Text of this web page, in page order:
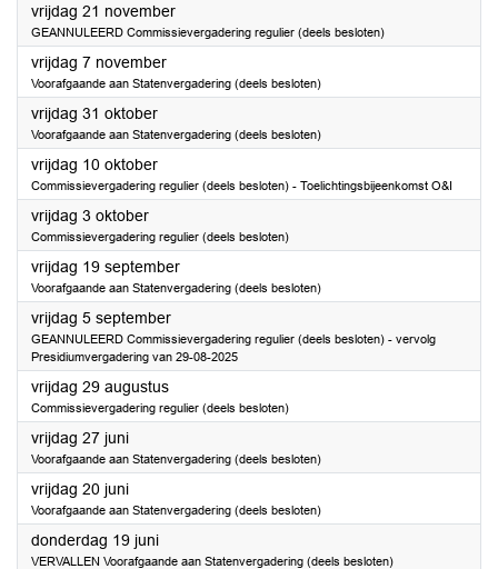
vrijdag 21 november2025
GEANNULEERD Commissievergadering regulier (deels besloten)
vrijdag 7 november2025
Voorafgaande aan Statenvergadering (deels besloten)
vrijdag 31 oktober2025
Voorafgaande aan Statenvergadering (deels besloten)
vrijdag 10 oktober2025
Commissievergadering regulier (deels besloten) - Toelichtingsbijeenkomst O&I
vrijdag 3 oktober2025
Commissievergadering regulier (deels besloten)
vrijdag 19 september2025
Voorafgaande aan Statenvergadering (deels besloten)
vrijdag 5 september2025
GEANNULEERD Commissievergadering regulier (deels besloten) - vervolg
Presidiumvergadering van 29-08-2025
vrijdag 29 augustus2025
Commissievergadering regulier (deels besloten)
vrijdag 27 juni2025
Voorafgaande aan Statenvergadering (deels besloten)
vrijdag 20 juni2025
Voorafgaande aan Statenvergadering (deels besloten)
donderdag 19 juni2025
VERVALLEN Voorafgaande aan Statenvergadering (deels besloten)